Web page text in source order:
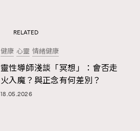
RELATED
健康 心靈 情緒健康
靈性導師淺談「冥想」：會否走
火入魔？與正念有何差別？
18.05.2026